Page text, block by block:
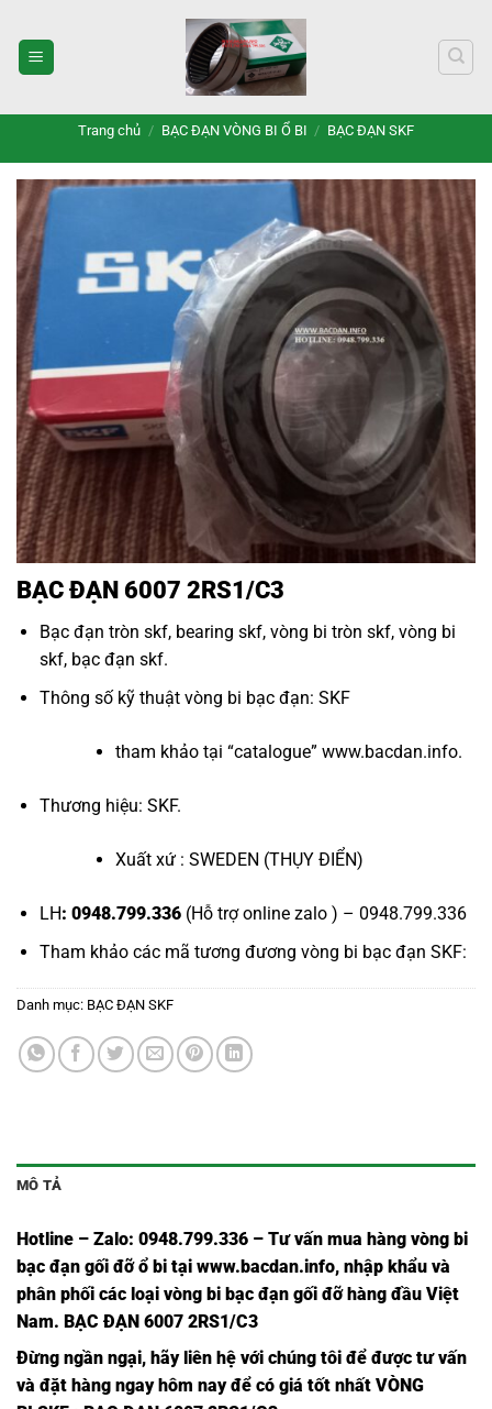
qua
nội
Trang chủ / BẠC ĐẠN VÒNG BI Ổ BI / BẠC ĐẠN SKF
BẠC ĐẠN 6007 2RS1/C3
Bạc đạn tròn skf, bearing skf, vòng bi tròn skf, vòng bi
skf, bạc đạn skf.
Thông số kỹ thuật vòng bi bạc đạn: SKF
tham khảo tại “catalogue” www.bacdan.info.
Thương hiệu: SKF.
Xuất xứ : SWEDEN (THỤY ĐIỂN)
LH: 0948.799.336(Hỗ trợ online zalo ) – 0948.799.336
Tham khảo các mã tương đương vòng bi bạc đạn SKF:
Danh mục: BẠC ĐẠN SKF
MÔ TẢ
Hotline – Zalo: 0948.799.336 – Tư vấn mua hàng vòng bi
bạc đạn gối đỡ ổ bi tại www.bacdan.info, nhập khẩu và
phân phối các loại vòng bi bạc đạn gối đỡ hàng đầu Việt
Nam. BẠC ĐẠN 6007 2RS1/C3
Đừng ngần ngại, hãy liên hệ với chúng tôi để được tư vấn
và đặt hàng ngay hôm nay để có giá tốt nhất VÒNG